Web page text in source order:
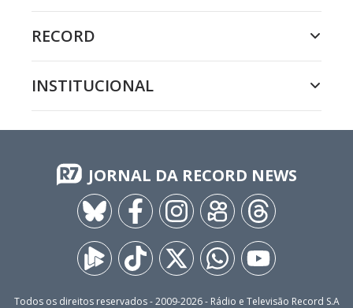
RECORD
INSTITUCIONAL
JORNAL DA RECORD NEWS
Todos os direitos reservados - 2009-2026- Rádio e Televisão Record S.A